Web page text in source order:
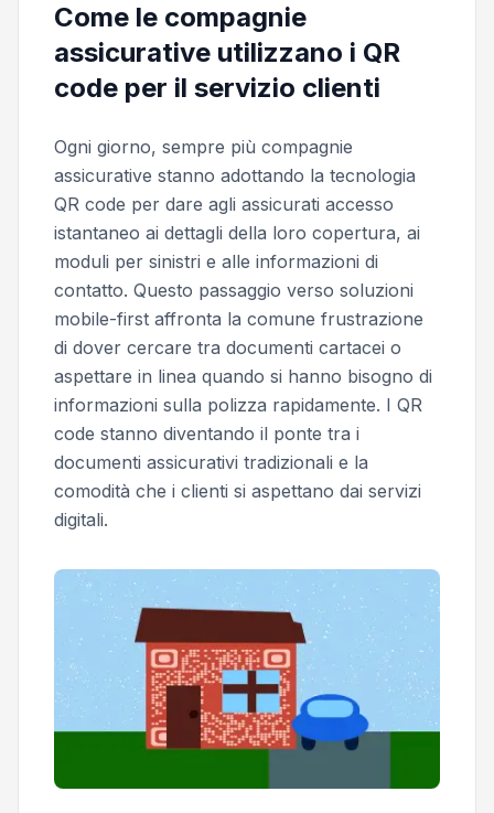
Come le compagnie
assicurative utilizzano i QR
code per il servizio clienti
Ogni giorno, sempre più compagnie
assicurative stanno adottando la tecnologia
QR code per dare agli assicurati accesso
istantaneo ai dettagli della loro copertura, ai
moduli per sinistri e alle informazioni di
contatto. Questo passaggio verso soluzioni
mobile-first affronta la comune frustrazione
di dover cercare tra documenti cartacei o
aspettare in linea quando si hanno bisogno di
informazioni sulla polizza rapidamente. I QR
code stanno diventando il ponte tra i
documenti assicurativi tradizionali e la
comodità che i clienti si aspettano dai servizi
digitali.